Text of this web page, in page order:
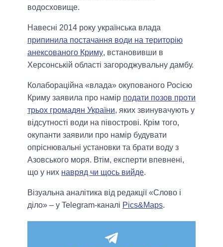
водосховище.
Навесні 2014 року українська влада
припинила постачання води на територію
анексованого Криму, встановивши в
Херсонській області загороджувальну дамбу.
Колабораційна «влада» окупованого Росією
Криму заявила про намір подати позов проти
трьох громадян України, яких звинувачують у
відсутності води на півострові. Крім того,
окупанти заявили про намір будувати
опріснювальні установки та брати воду з
Азовського моря. Втім, експерти впевнені,
що у них навряд чи щось вийде.
Візуальна аналітика від редакції «Слово і
діло» – у Telegram-каналі Pics&Maps.